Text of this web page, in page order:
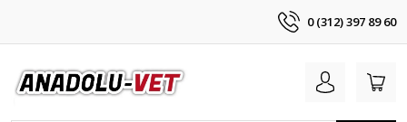
0 (312) 397 89 60